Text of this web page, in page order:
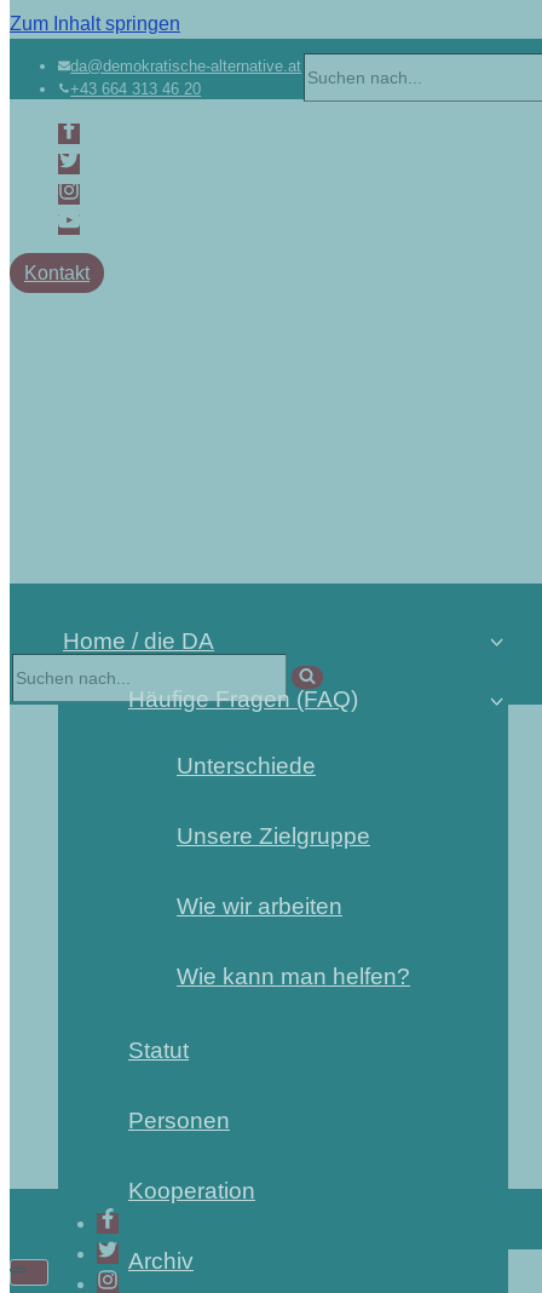
Zum Inhalt springen
da@demokratische-alternative.at
+43 664 313 46 20
nach …
Kontakt
Home / die DA
Häufige Fragen (FAQ)
Unterschiede
Unsere Zielgruppe
Wie wir arbeiten
Wie kann man helfen?
Statut
Personen
Kooperation
Archiv
Navigations-
Navigations-